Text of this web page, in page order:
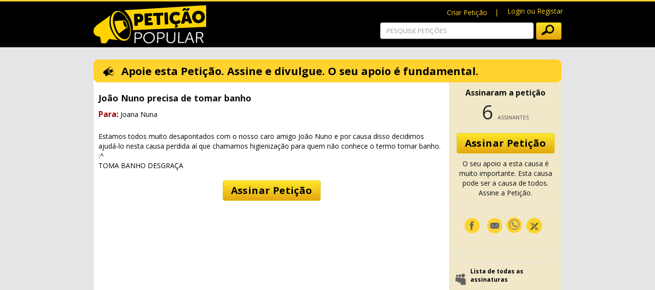
Criar Petição Login ou Registar
Apoie esta Petição. Assine e divulgue. O seu apoio é fundamental.
João Nuno precisa de tomar banho
Para: Joana Nuna
Estamos todos muito desapontados com o nosso caro amigo João Nuno e por causa disso decidimos
ajudá-lo nesta causa perdida aí que chamamos higienização para quem não conhece o termo tomar banho.
:^
TOMA BANHO DESGRAÇA
Assinar Petição
Assinaram a petição
6 ASSINANTES
Assinar Petição
O seu apoio a esta causa é
muito importante. Esta causa
pode ser a causa de todos.
Assine a Petição.
Lista de todas as
assinaturas